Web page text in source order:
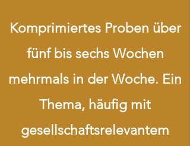
Komprimiertes Proben über
fünf bis sechs Wochen
mehrmals in der Woche. Ein
Thema, häufig mit
gesellschaftsrelevantem